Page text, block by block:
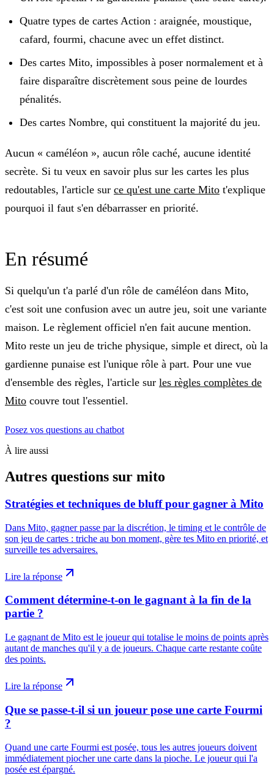
Quatre types de cartes Action : araignée, moustique,
cafard, fourmi, chacune avec un effet distinct.
Des cartes Mito, impossibles à poser normalement et à
faire disparaître discrètement sous peine de lourdes
pénalités.
Des cartes Nombre, qui constituent la majorité du jeu.
Aucun « caméléon », aucun rôle caché, aucune identité
secrète. Si tu veux en savoir plus sur les cartes les plus
redoutables, l'article sur ce qu'est une carte Mito t'explique
pourquoi il faut s'en débarrasser en priorité.
En résumé
Si quelqu'un t'a parlé d'un rôle de caméléon dans Mito,
c'est soit une confusion avec un autre jeu, soit une variante
maison. Le règlement officiel n'en fait aucune mention.
Mito reste un jeu de triche physique, simple et direct, où la
gardienne punaise est l'unique rôle à part. Pour une vue
d'ensemble des règles, l'article sur les règles complètes de
Mito couvre tout l'essentiel.
Posez vos questions au chatbot
À lire aussi
Autres questions sur mito
Stratégies et techniques de bluff pour gagner à Mito
Dans Mito, gagner passe par la discrétion, le timing et le contrôle de
son jeu de cartes : triche au bon moment, gère tes Mito en priorité, et
surveille tes adversaires.
Lire la réponse
Comment détermine-t-on le gagnant à la fin de la
partie ?
Le gagnant de Mito est le joueur qui totalise le moins de points après
autant de manches qu'il y a de joueurs. Chaque carte restante coûte
des points.
Lire la réponse
Que se passe-t-il si un joueur pose une carte Fourmi
?
Quand une carte Fourmi est posée, tous les autres joueurs doivent
immédiatement piocher une carte dans la pioche. Le joueur qui l'a
posée est épargné.